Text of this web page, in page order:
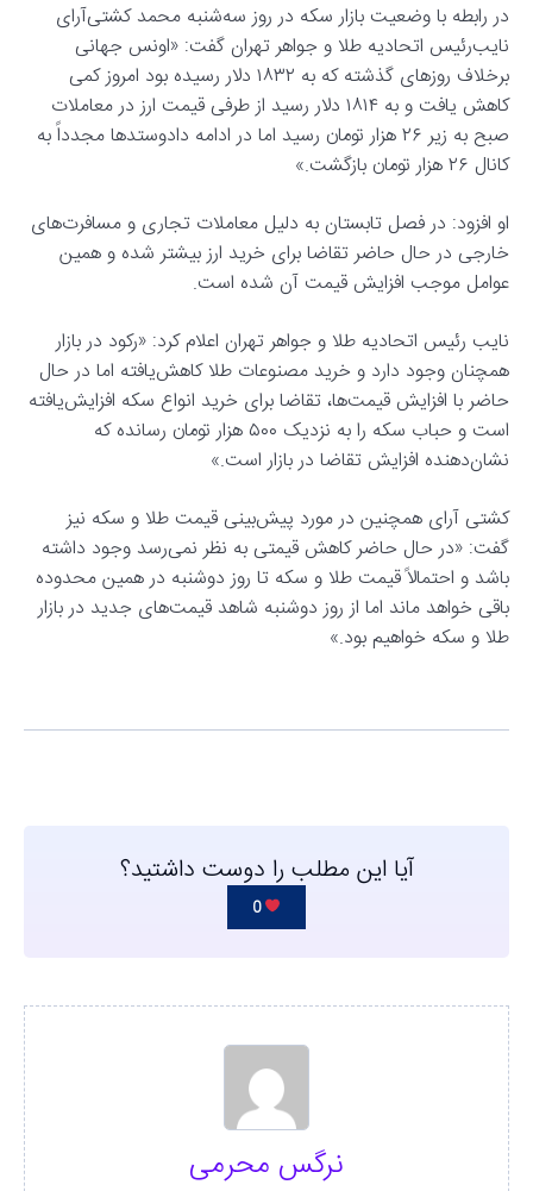
در رابطه با وضعیت بازار سکه در روز سه‌شنبه محمد کشتی‌آرای
نایب‌رئیس اتحادیه طلا و جواهر تهران گفت: «اونس جهانی
برخلاف روزهای گذشته که به ۱۸۳۲ دلار رسیده بود امروز کمی
کاهش یافت و به ۱۸۱۴ دلار رسید از طرفی قیمت ارز در معاملات
صبح به زیر ۲۶ هزار تومان رسید اما در ادامه دادوستدها مجدداً به
کانال ۲۶ هزار تومان بازگشت.»
او افزود: در فصل تابستان به دلیل معاملات تجاری و مسافرت‌های
خارجی در حال حاضر تقاضا برای خرید ارز بیشتر شده و همین
عوامل موجب افزایش قیمت آن شده است.
نایب‌ رئیس اتحادیه طلا و جواهر تهران اعلام کرد: «رکود در بازار
همچنان وجود دارد و خرید مصنوعات طلا کاهش‌یافته اما در حال
حاضر با افزایش قیمت‌ها، تقاضا برای خرید انواع سکه افزایش‌یافته
است و حباب سکه را به نزدیک ۵۰۰ هزار تومان رسانده که
نشان‌دهنده افزایش تقاضا در بازار است.»
کشتی آرای همچنین در مورد پیش‌بینی قیمت طلا و سکه نیز
گفت: «در حال حاضر کاهش قیمتی به نظر نمی‌رسد وجود داشته
باشد و احتمالاً قیمت طلا و سکه تا روز دوشنبه در همین محدوده
باقی خواهد ماند اما از روز دوشنبه شاهد قیمت‌های جدید در بازار
طلا و سکه خواهیم بود.»
آیا این مطلب را دوست داشتید؟
0
نرگس محرمی